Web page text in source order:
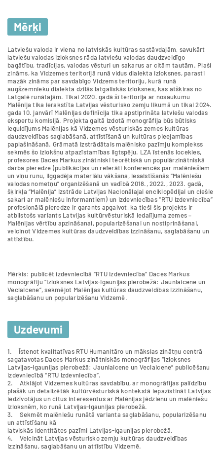
Mērķi
Latviešu valoda ir viena no latviskās kultūras sastāvdaļām, savukārt
latviešu valodas izloksnes rāda latviešu valodas daudzveidīgo
bagātību, tradīcijas, valodas vēsturi un sakarus ar citām tautām. Plaši
zināms, ka Vidzemes teritorijā runā vidus dialekta izloksnes, parasti
mazāk zināms par savdabīgo Vidzems teritoriju, kurā runā
augšzemnieku dialekta dziļās latgaliskās izloksnes, kas atšķiras no
Latgalē runātajām. Tikai 2020. gadā šī teritorija ar nosaukumu
Malēnija tika ierakstīta Latvijas vēsturisko zemju likumā un tikai 2024.
gada 10. janvārī Malēnijas definīcija tika apstiprināta latviešu valodas
ekspertu komisijā. Projekta gaitā izdotā monogrāfija būs būtisks
ieguldījums Malēnijas kā Vidzemes vēsturiskās zemes kultūras
daudzveidības saglabāšanā, attīstīšanā un kultūras pieejamības
paplašināšanā. Grāmatā izstrādātais malēnisko pazīmju komplekss
sekmēs šo izlokšņu atpazīstamības ilgtspēju. LZA īstenās locekles,
profesores Daces Markus zinātniski teorētiskā un populārzinātniskā
darba pieredze (publikācijas un referāti konferencēs par malēniešiem
un viņu runu, ilggadēja materiālu vākšana, iesaistīšanās “Malēniešu
valodas nometņu” organizēšanā un vadībā 2018., 2022., 2023. gadā,
šķirkļa “Malēnija” izstrāde Latvijas Nacionālajai enciklopēdijai un ciešie
sakari ar malēniešu informantiem) un izdevniecības “RTU Izdevniecība”
profesionālā pieredze ir garants apgalvot, ka tieši šis projekts ir
atbilstošs variants Latvijas kultūrvēsturiskā iedalījuma zemes –
Malēnijas vērtību apzināšanai, popularizēšanai un nostiprināšanai,
veicinot Vidzemes kultūras daudzveidības izzināšanu, saglabāšanu un
attīstību.
Mērķis: publicēt izdevniecībā “RTU Izdevniecība” Daces Markus
monogrāfiju “Izloksnes Latvijas-Igaunijas pierobežā: Jaunlaicene un
Veclaicene”, sekmējot Malēnijas kultūras daudzveidības izzināšanu,
saglabāšanu un popularizēšanu Vidzemē.
Uzdevumi
1. Īstenot kvalitatīvas RTU Humanitāro un mākslas zinātņu centrā
sagatavotas Daces Markus zinātniskās monogrāfijas “Izloksnes
Latvijas-Igaunijas pierobežā: Jaunlaicene un Veclaicene” publicēšanu
izdevniecībā “RTU Izdevniecība”.
2. Atklājot Vidzemes kultūras savdabību, ar monogrāfijas palīdzību
plašāk un detalizētāk kultūrvēsturiskā kontekstā iepazīstināt Latvijas
iedzīvotājus un citus interesentus ar Malēnijas jēdzienu un malēniešu
izloksnēm, ko runā Latvijas-Igaunijas pierobežā.
3. Sekmēt malēniešu runātā varianta saglabāšanu, popularizēšanu
un attīstīšanu kā
latviskās identitātes pazīmi Latvijas-Igaunijas pierobežā.
4. Veicināt Latvijas vēsturisko zemju kultūras daudzveidības
izzināšanu, saglabāšanu un attīstību Vidzemē.